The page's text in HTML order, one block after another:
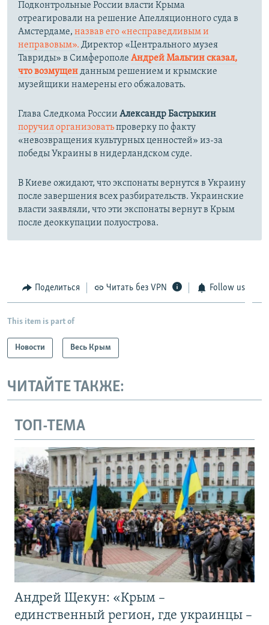
Подконтрольные России власти Крыма
отреагировали на решение Апелляционного суда в
Амстердаме, назвав его «несправедливым и
неправовым». Директор «Центрального музея
Тавриды» в Симферополе Андрей Мальгин сказал,
что возмущенданным решением и крымские
музейщики намерены его обжаловать.
Глава Следкома России Александр Бастрыкин
поручил организоватьпроверку по факту
«невозвращения культурных ценностей» из-за
победы Украины в нидерландском суде.
В Киеве ожидают, что экспонаты вернутся в Украину
после завершения всех разбирательств. Украинские
власти заявляли, что эти экспонаты вернут в Крым
после деоккупации полуострова.
Поделиться Читать без VPN Follow us
This item is part of
Новости Весь Крым
ЧИТАЙТЕ ТАКЖЕ:
ТОП-ТЕМА
Андрей Щекун: «Крым –
единственный регион, где украинцы –